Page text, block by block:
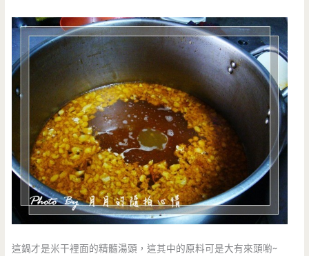
這鍋才是米干裡面的精髓湯頭，這其中的原料可是大有來頭喲~